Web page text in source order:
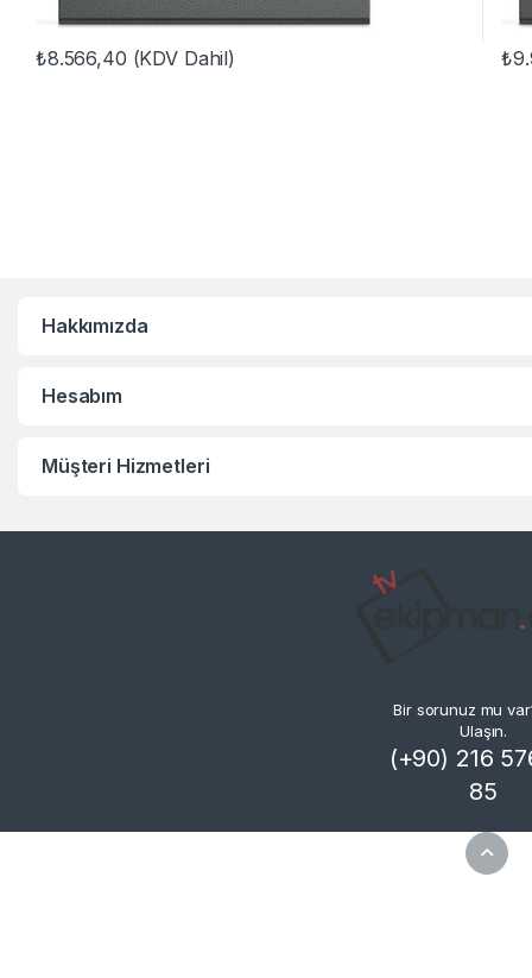
₺8.566,40 (KDV Dahil) ₺
Hakkımızda
Hesabım
Müşteri Hizmetleri
Bir sorunuz mu
Ulaşın.
(+90) 216
85